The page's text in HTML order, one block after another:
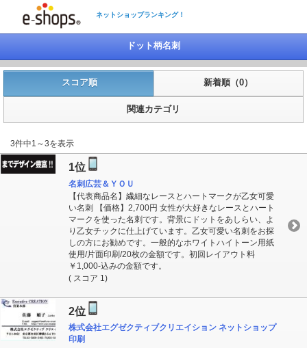
ネットショップランキング！
ドット柄名刺
スコア順 新着順（0）
関連カテゴリ
3件中1～3を表示
1位
名刺広芸＆ＹＯＵ
【代表商品名】繊細なレースとハートマークが乙女可愛
い名刺 【価格】2,700円 女性が大好きなレースとハート
マークを使った名刺です。背景にドットをあしらい、よ
り乙女チックに仕上げています。乙女可愛い名刺をお探
しの方にお勧めです。一般的なホワイトハイトーン用紙
使用/片面印刷/20枚の金額です。初回レイアウト料
￥1,000-込みの金額です。
( スコア 1)
2位
株式会社エグゼクティブクリエイション ネットショップ
印刷